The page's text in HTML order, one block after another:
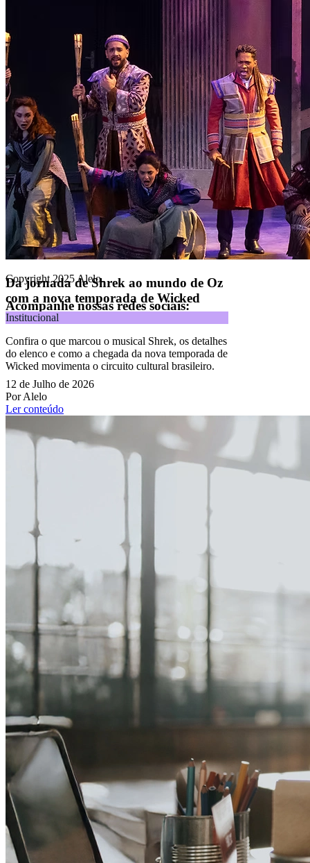
Da jornada de Shrek ao mundo de Oz
com a nova temporada de Wicked
Institucional
Confira o que marcou o musical Shrek, os detalhes
do elenco e como a chegada da nova temporada de
Wicked movimenta o circuito cultural brasileiro.
12 de Julho de 2026
Por Alelo
Ler conteúdo
Lei ECA Digital
Soluções
Alelo Pod Gestão de VT
Soluções de Pagamentos
Contrate agora
Alelo S.A.
CNPJ 04.740.876/0001-25 | Alameda Xingu, 512, 3º, 4º e 16º (parte)
andares, Alphaville, Barueri/SP | CEP 06455-030
Naip Instituição de Pagamento S.A.
CNPJ 09.092.759/0001-16 | Alameda Xingu, 512, 3º andar, parte,
Alphaville, Barueri/SP | CEP 06455-030
Todos os direitos reservados.
Copyright 2025 Alelo.
Acompanhe nossas redes sociais: